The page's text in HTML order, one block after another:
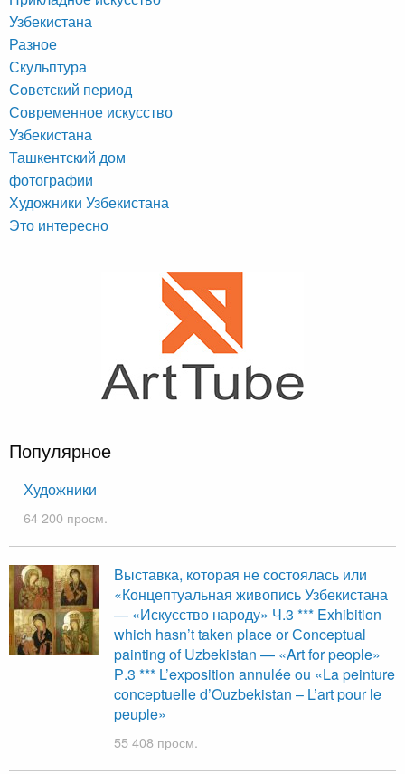
Узбекистана
Разное
Скульптура
Советский период
Современное искусство
Узбекистана
Ташкентский дом
фотографии
Художники Узбекистана
Это интересно
Популярное
Художники
64 200 просм.
Выставка, которая не состоялась или
«Концептуальная живопись Узбекистана
— «Искусство народу» Ч.3 *** Exhibition
which hasn’t taken place or Сonceptual
painting of Uzbekistan — «Art for people»
Р.3 *** L’exposition annulée ou «La peinture
conceptuelle d’Ouzbekistan – L’art pour le
peuple»
55 408 просм.